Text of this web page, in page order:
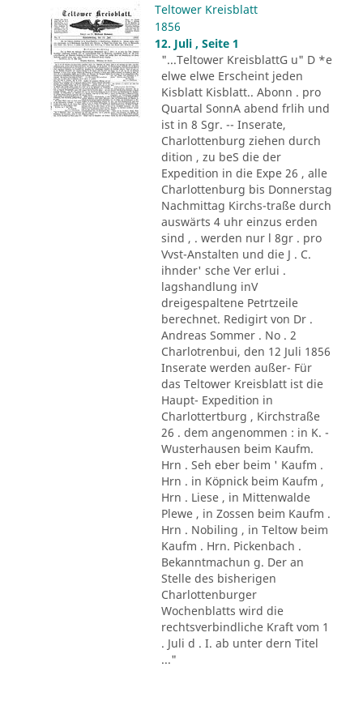
Teltower Kreisblatt
1856
12. Juli , Seite 1
"...Teltower KreisblattG u" D *e
elwe elwe Erscheint jeden
Kisblatt Kisblatt.. Abonn . pro
Quartal SonnA abend frlih und
ist in 8 Sgr. -- Inserate,
Charlottenburg ziehen durch
dition , zu beS die der
Expedition in die Expe 26 , alle
Charlottenburg bis Donnerstag
Nachmittag Kirchs-traße durch
auswärts 4 uhr einzus erden
sind , . werden nur l 8gr . pro
Vvst-Anstalten und die J . C.
ihnder' sche Ver erlui .
lagshandlung inV
dreigespaltene Petrtzeile
berechnet. Redigirt von Dr .
Andreas Sommer . No . 2
Charlotrenbui, den 12 Juli 1856
Inserate werden außer- Für
das Teltower Kreisblatt ist die
Haupt- Expedition in
Charlottertburg , Kirchstraße
26 . dem angenommen : in K. -
Wusterhausen beim Kaufm.
Hrn . Seh eber beim ' Kaufm .
Hrn . in Köpnick beim Kaufm ,
Hrn . Liese , in Mittenwalde
Plewe , in Zossen beim Kaufm .
Hrn . Nobiling , in Teltow beim
Kaufm . Hrn. Pickenbach .
Bekanntmachun g. Der an
Stelle des bisherigen
Charlottenburger
Wochenblatts wird die
rechtsverbindliche Kraft vom 1
. Juli d . I. ab unter dern Titel
..."